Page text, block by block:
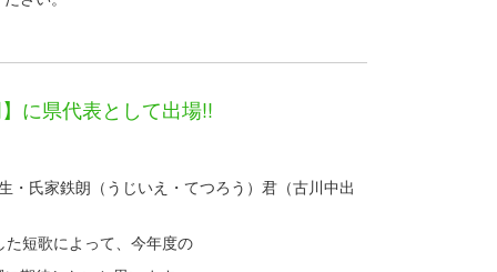
に県代表として出場!!
氏家鉄朗（うじいえ・てつろう）君（古川中出
短歌によって、今年度の